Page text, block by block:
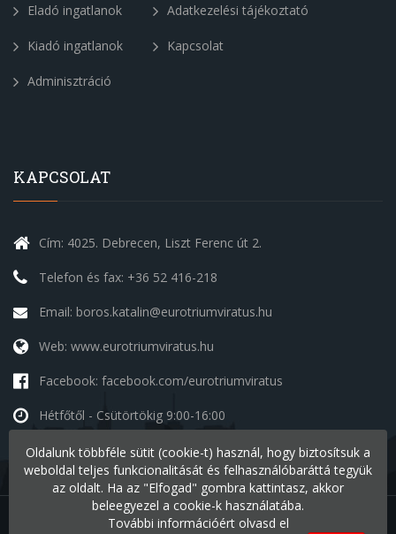
Eladó ingatlanok
Kiadó ingatlanok
Adminisztráció
Adatkezelési tájékoztató
Kapcsolat
KAPCSOLAT
Cím: 4025. Debrecen, Liszt Ferenc út 2.
Telefon és fax: +36 52 416-218
Email: boros.katalin@eurotriumviratus.hu
Web: www.eurotriumviratus.hu
Facebook: facebook.com/eurotriumviratus
Hétfőtől - Csütörtökig 9:00-16:00
Szombat - Vasárnap szünnap
Minden jog fenntartva © 2026 Eurotriumvirátus Kft.
Oldalunk többféle sütit (cookie-t) használ, hogy biztosítsuk a
weboldal teljes funkcionalitását és felhasználóbaráttá tegyük
az oldalt. Ha az "Elfogad" gombra kattintasz, akkor
beleegyezel a cookie-k használatába.
További információért olvasd el